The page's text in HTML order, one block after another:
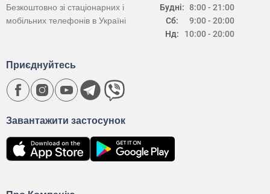
Будні:
Сб:
Нд:
8:00 - 21:00
9:00 - 20:00
10:00 - 20:00
Безкоштовно зі стаціонарних і
мобільних телефонів в Україні
Завантажити застосунок
Приєднуйтесь